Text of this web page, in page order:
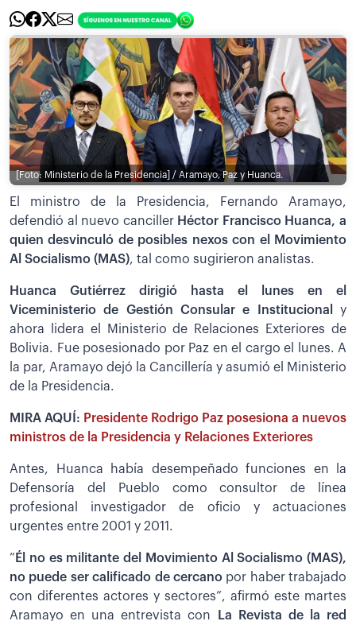
[Foto: Ministerio de la Presidencia] / Aramayo, Paz y Huanca.
El ministro de la Presidencia, Fernando Aramayo,
defendió al nuevo canciller Héctor Francisco Huanca, a
quien desvinculó de posibles nexos con el Movimiento
Al Socialismo (MAS), tal como sugirieron analistas.
Huanca Gutiérrez dirigió hasta el lunes en el
Viceministerio de Gestión Consular e Institucional
y
ahora lidera el Ministerio de Relaciones Exteriores de
Bolivia. Fue posesionado por Paz en el cargo el lunes. A
la par, Aramayo dejó la Cancillería y asumió el Ministerio
de la Presidencia.
MIRA AQUÍ: Presidente Rodrigo Paz posesiona a nuevos
ministros de la Presidencia y Relaciones Exteriores
Antes, Huanca había desempeñado funciones en la
Defensoría del Pueblo como consultor de línea
profesional investigador de oficio y actuaciones
urgentes entre 2001 y 2011.
“ Él no es militante del Movimiento Al Socialismo (MAS),
no puede ser calificado de cercanopor haber trabajado
con diferentes actores y sectores”, afirmó este martes
Aramayo en una entrevista con
La Revista de la red